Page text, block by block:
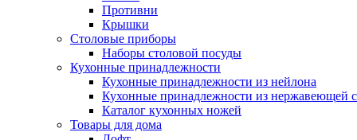
Противни
Крышки
Столовые приборы
Наборы столовой посуды
Кухонные принадлежности
Кухонные принадлежности из нейлона
Кухонные принадлежности из нержавеющей
Каталог кухонных ножей
Товары для дома